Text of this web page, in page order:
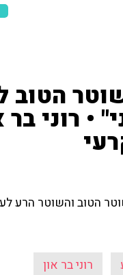
הטוב
• רוני
הטוב והשוטר הרע
רוני בר און